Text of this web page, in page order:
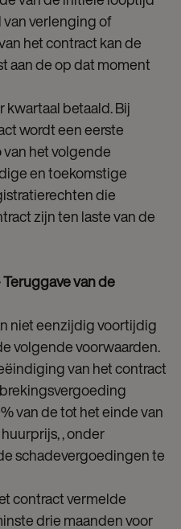
van verlenging of
het contract kan de
aan de op dat moment
kwartaal betaald. Bij
wordt een eerste
het volgende
en toekomstige
die
zijn ten laste van de
van de
niet eenzijdig voortijdig
volgende voorwaarden.
van het contract
van de tot het einde van
, onder
schadevergoedingen te
contract vermelde
drie maanden voor